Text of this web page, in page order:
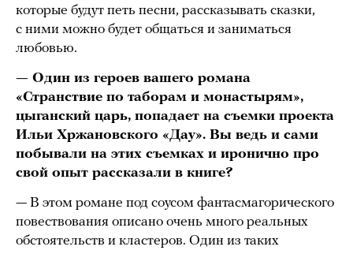
которые будут петь песни, рассказывать сказки,
с ними можно будет общаться и заниматься
любовью.
— Один из героев вашего романа
«Странствие по таборам и монастырям»,
цыганский царь, попадает на съемки проекта
Ильи Хржановского «Дау». Вы ведь и сами
побывали на этих съемках и иронично про
свой опыт рассказали в книге?
— В этом романе под соусом фантасмагорического
повествования описано очень много реальных
обстоятельств и кластеров. Один из таких